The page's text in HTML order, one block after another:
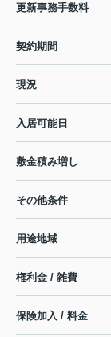
更新事務手数料
契約期間
現況
入居可能日
敷金積み増し
その他条件
用途地域
権利金 / 雑費
保険加入 / 料金